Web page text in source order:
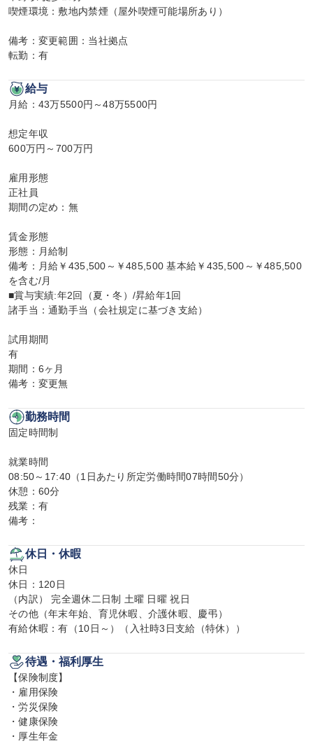
喫煙環境：敷地内禁煙（屋外喫煙可能場所あり）
備考：変更範囲：当社拠点
転勤：有
給与
月給：43万5500円～48万5500円
想定年収
600万円～700万円
雇用形態
正社員
期間の定め：無
賃金形態
形態：月給制
備考：月給￥435,500～￥485,500 基本給￥435,500～￥485,500
を含む/月
■賞与実績:年2回（夏・冬）/昇給年1回
諸手当：通勤手当（会社規定に基づき支給）
試用期間
有
期間：6ヶ月
備考：変更無
勤務時間
固定時間制
就業時間
08:50～17:40（1日あたり所定労働時間07時間50分）
休憩：60分
残業：有
備考：
休日・休暇
休日
休日：120日
（内訳） 完全週休二日制 土曜 日曜 祝日
その他（年末年始、育児休暇、介護休暇、慶弔）
有給休暇：有（10日～）（入社時3日支給（特休））
待遇・福利厚生
【保険制度】
・雇用保険
・労災保険
・健康保険
・厚生年金